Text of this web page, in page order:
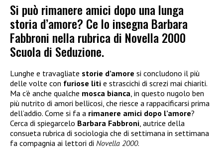
Si può rimanere amici dopo una lunga
storia d’amore? Ce lo insegna Barbara
Fabbroni nella rubrica di Novella 2000
Scuola di Seduzione.
Lunghe e travagliate storie d’amore si concludono il più
delle volte con furiose liti e strascichi di screzi mai chiariti.
Ma c’è anche qualche mosca bianca, in questo nugolo ben
più nutrito di amori bellicosi, che riesce a rappacificarsi prima
dell’addio. Come si fa a rimanere amici dopo l’amore?
Cerca di spiegarcelo Barbara Fabbroni, autrice della
consueta rubrica di sociologia che di settimana in settimana
fa compagnia ai lettori di Novella 2000.